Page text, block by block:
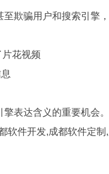
欺骗用户和搜索引擎
花视频
表达含义的重要机会。
软件开发,成都软件定制